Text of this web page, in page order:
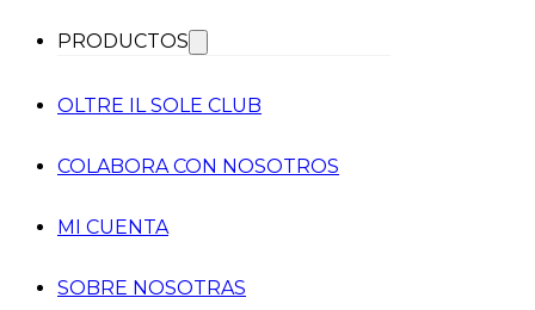
PRODUCTOS
OLTRE IL SOLE CLUB
COLABORA CON NOSOTROS
MI CUENTA
SOBRE NOSOTRAS